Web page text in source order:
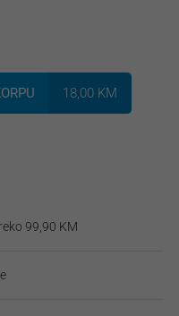
18,00 KM
99,90 KM